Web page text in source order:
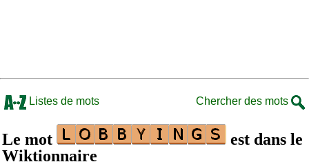
Listes de mots Chercher des mots
Le mot
est dans le
Wiktionnaire